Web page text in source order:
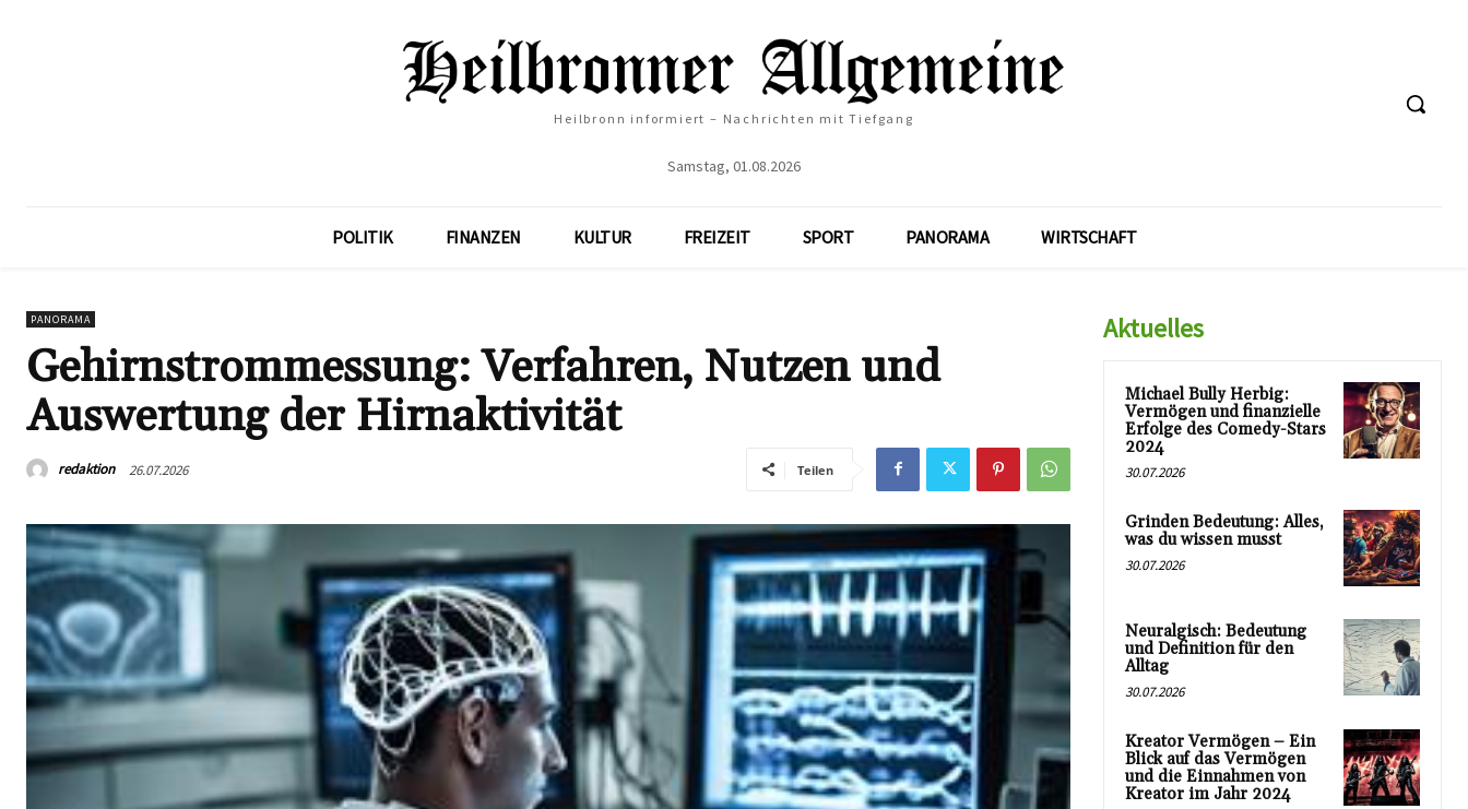
Heilbronn informiert – Nachrichten mit Tiefgang
Samstag, 01.08.2026
POLITIK FINANZEN KULTUR FREIZEIT SPORT PANORAMA WIRTSCHAFT
PANORAMA
Gehirnstrommessung: Verfahren, Nutzen und
Auswertung der Hirnaktivität
redaktion 26.07.2026 Teilen
Aktuelles
Michael Bully Herbig:
Vermögen und finanzielle
Erfolge des Comedy-Stars
2024
30.07.2026
Grinden Bedeutung: Alles,
was du wissen musst
30.07.2026
Neuralgisch: Bedeutung
und Definition für den
Alltag
30.07.2026
Kreator Vermögen – Ein
Blick auf das Vermögen
und die Einnahmen von
Kreator im Jahr 2024